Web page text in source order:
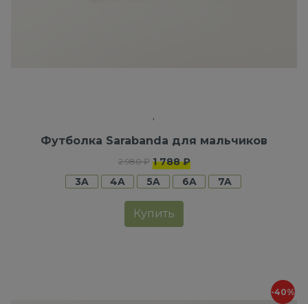
Футболка Sarabanda для мальчиков
2 980 ₽ 1 788 ₽
3A
4A 5A 6A 7A
Купить
-40%